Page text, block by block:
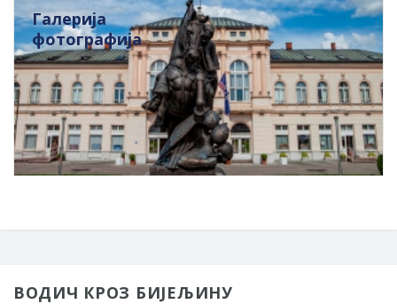
Галерија
фотографија
ВОДИЧ КРОЗ БИЈЕЉИНУ